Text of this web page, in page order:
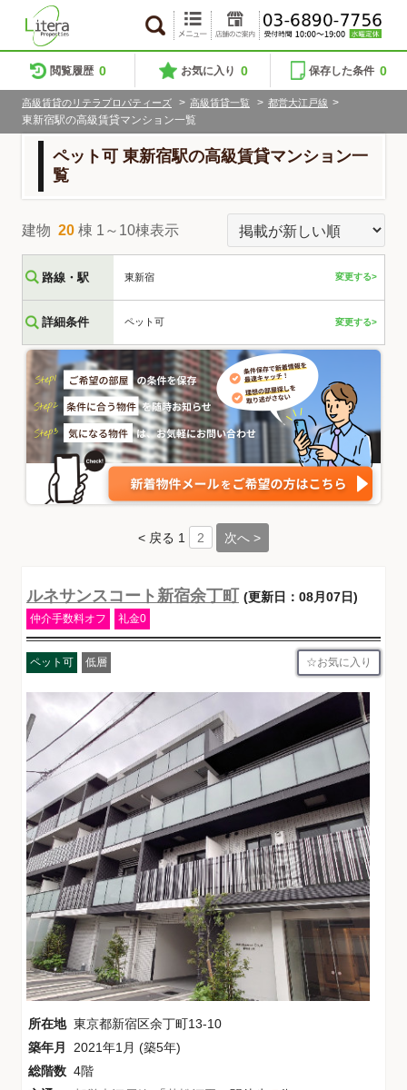
閲覧履歴 0 お気に入り 0 保存した条件 0
高級賃貸のリテラプロパティーズ > 高級賃貸一覧 > 都営大江戸線 >
東新宿駅の高級賃貸マンション一覧
ペット可 東新宿駅の高級賃貸マンション一
覧
建物 20 棟 1～10棟表示
路線・駅 東新宿 変更する>
詳細条件 ペット可 変更する>
< 戻る 1 2 次へ >
ルネサンスコート新宿余丁町 (更新日：08月07日)
仲介手数料オフ 礼金0
ペット可 低層 お気に入り
所在地 東京都新宿区余丁町13-10
築年月
2021年1月 (築5年)
総階数 4階